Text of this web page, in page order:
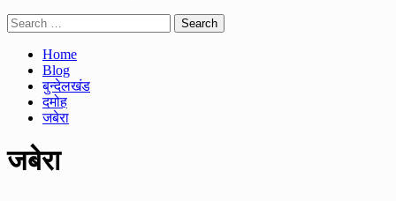
Search
for:
Home
Blog
बुन्देलखंड
दमोह
जबेरा
जबेरा